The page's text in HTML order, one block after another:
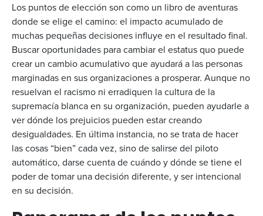
Los puntos de elección son como un libro de aventuras
donde se elige el camino: el impacto acumulado de
muchas pequeñas decisiones influye en el resultado final.
Buscar oportunidades para cambiar el estatus quo puede
crear un cambio acumulativo que ayudará a las personas
marginadas en sus organizaciones a prosperar. Aunque no
resuelvan el racismo ni erradiquen la cultura de la
supremacía blanca en su organización, pueden ayudarle a
ver dónde los prejuicios pueden estar creando
desigualdades. En última instancia, no se trata de hacer
las cosas “bien” cada vez, sino de salirse del piloto
automático, darse cuenta de cuándo y dónde se tiene el
poder de tomar una decisión diferente, y ser intencional
en su decisión.